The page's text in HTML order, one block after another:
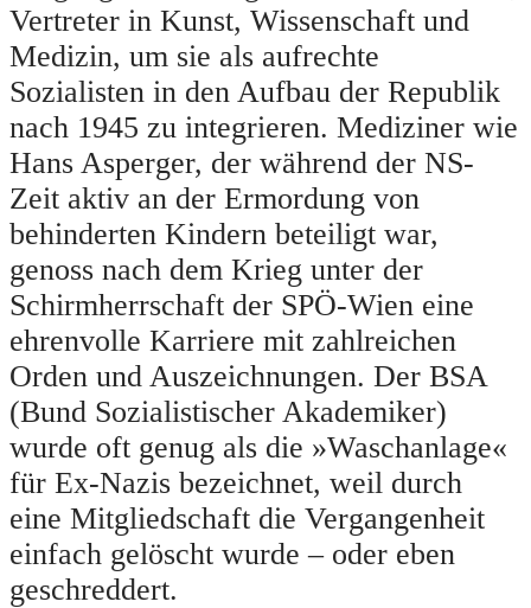
Vertreter in Kunst, Wissenschaft und
Medizin, um sie als aufrechte
Sozialisten in den Aufbau der Republik
nach 1945 zu integrieren. Mediziner wie
Hans Asperger, der während der NS-
Zeit aktiv an der Ermordung von
behinderten Kindern beteiligt war,
genoss nach dem Krieg unter der
Schirmherrschaft der SPÖ-Wien eine
ehrenvolle Karriere mit zahlreichen
Orden und Auszeichnungen. Der BSA
(Bund Sozialistischer Akademiker)
wurde oft genug als die »Waschanlage«
für Ex-Nazis bezeichnet, weil durch
eine Mitgliedschaft die Vergangenheit
einfach gelöscht wurde – oder eben
geschreddert.